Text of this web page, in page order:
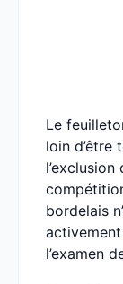
Le
loin d’être
bordelais
l’examen